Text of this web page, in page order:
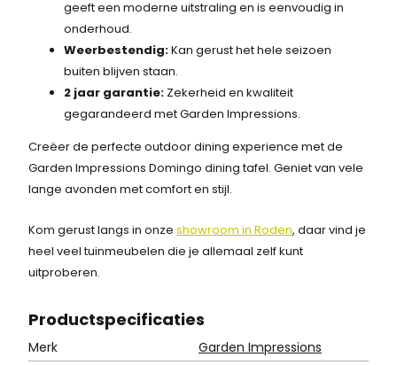
geeft een moderne uitstraling en is eenvoudig in
onderhoud.
Weerbestendig:Kan gerust het hele seizoen
buiten blijven staan.
2 jaar garantie: Zekerheid en kwaliteit
gegarandeerd met Garden Impressions.
Creëer de perfecte outdoor dining experience met de
Garden Impressions Domingo dining tafel. Geniet van vele
lange avonden met comfort en stijl.
Kom gerust langs in onzeshowroom in Roden, daar vind je
heel veel tuinmeubelen die je allemaal zelf kunt
uitproberen.
Productspecificaties
Merk
Garden Impressions